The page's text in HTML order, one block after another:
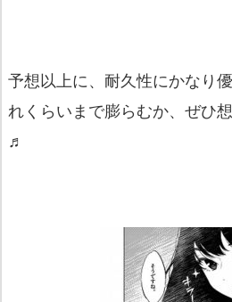
予想以上に、耐久性にかなり
れくらいまで膨らむか、ぜひ
♬